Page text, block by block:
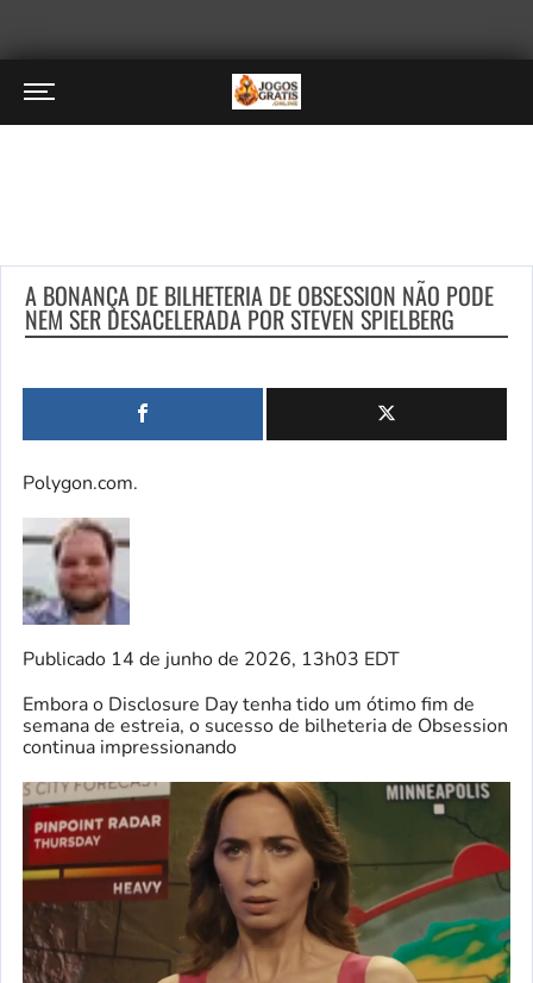
A BONANÇA DE BILHETERIA DE OBSESSION NÃO PODE
NEM SER DESACELERADA POR STEVEN SPIELBERG
Polygon.com.
Publicado 14 de junho de 2026, 13h03 EDT
Embora o Disclosure Day tenha tido um ótimo fim de
semana de estreia, o sucesso de bilheteria de Obsession
continua impressionando